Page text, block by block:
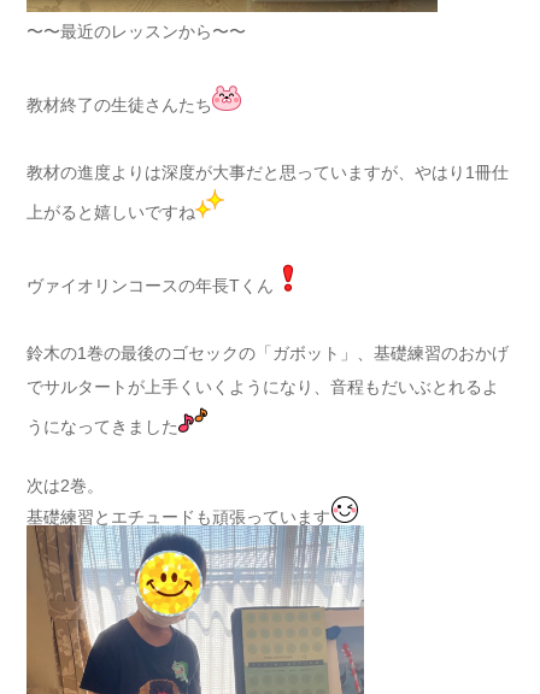
〜〜最近のレッスンから〜〜
教材終了の生徒さんたち
教材の進度よりは深度が大事だと思っていますが、やはり1冊仕
上がると嬉しいですね
ヴァイオリンコースの年長Tくん
鈴木の1巻の最後のゴセックの「ガボット」、基礎練習のおかげ
でサルタートが上手くいくようになり、音程もだいぶとれるよ
うになってきました
次は2巻。
基礎練習とエチュードも頑張っています